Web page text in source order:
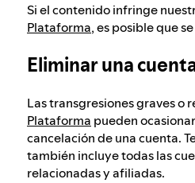
Si el contenido infringe
Plataforma, es posible que
Eliminar una
Las transgresiones graves o
Plataforma pueden
cancelación de una cuenta.
también incluye todas las
relacionadas y afiliadas.